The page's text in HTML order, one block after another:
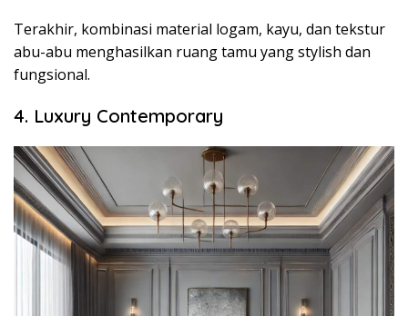
Terakhir, kombinasi material logam, kayu, dan tekstur
abu-abu menghasilkan ruang tamu yang stylish dan
fungsional.
4. Luxury Contemporary